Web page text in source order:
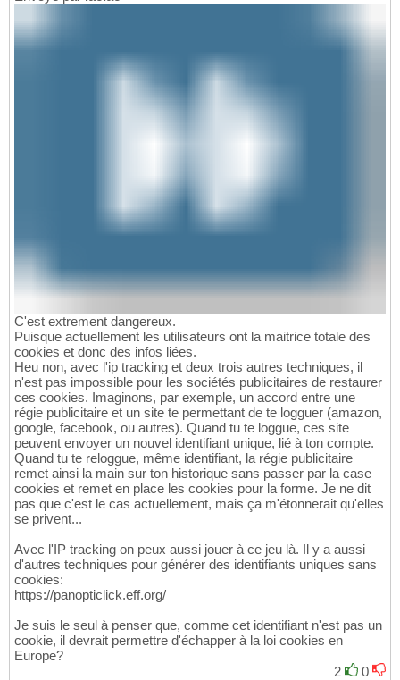
C'est extrement dangereux.
Puisque actuellement les utilisateurs ont la maitrice totale des
cookies et donc des infos liées.
Heu non, avec l'ip tracking et deux trois autres techniques, il
n'est pas impossible pour les sociétés publicitaires de restaurer
ces cookies. Imaginons, par exemple, un accord entre une
régie publicitaire et un site te permettant de te logguer (amazon,
google, facebook, ou autres). Quand tu te loggue, ces site
peuvent envoyer un nouvel identifiant unique, lié à ton compte.
Quand tu te reloggue, même identifiant, la régie publicitaire
remet ainsi la main sur ton historique sans passer par la case
cookies et remet en place les cookies pour la forme. Je ne dit
pas que c'est le cas actuellement, mais ça m'étonnerait qu'elles
se privent...
Avec l'IP tracking on peux aussi jouer à ce jeu là. Il y a aussi
d'autres techniques pour générer des identifiants uniques sans
cookies:
https://panopticlick.eff.org/
Je suis le seul à penser que, comme cet identifiant n'est pas un
cookie, il devrait permettre d'échapper à la loi cookies en
Europe?
2
0